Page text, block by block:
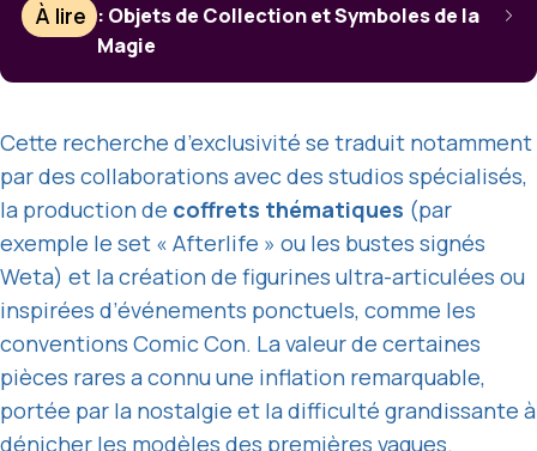
À lire : Objets de Collection et Symboles de la
Magie
Cette recherche d’exclusivité se traduit notamment
par des collaborations avec des studios spécialisés,
la production de coffrets thématiques (par
exemple le set « Afterlife » ou les bustes signés
Weta) et la création de figurines ultra-articulées ou
inspirées d’événements ponctuels, comme les
conventions Comic Con. La valeur de certaines
pièces rares a connu une inflation remarquable,
portée par la nostalgie et la difficulté grandissante à
dénicher les modèles des premières vagues.